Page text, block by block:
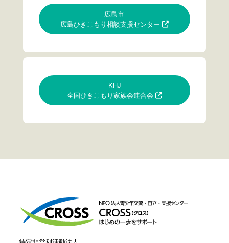
広島市
広島ひきこもり相談支援センター
KHJ
全国ひきこもり家族会連合会